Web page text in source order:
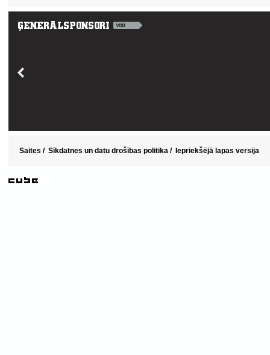
Saites / Sīkdatnes un datu drošības politika / Iepriekšējā lapas versija